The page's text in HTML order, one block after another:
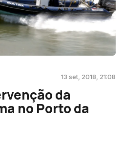
13 set, 2018, 21:08
da
no Porto da